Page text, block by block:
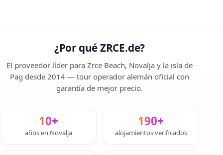
¿Por qué ZRCE.de?
El proveedor líder para Zrce Beach, Novalja y la isla de
Pag desde 2014 — tour operador alemán oficial con
garantía de mejor precio.
10+
años en Novalja
190+
alojamientos verificados